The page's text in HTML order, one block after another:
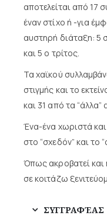
αποτελείται από 17
έναν στίχο ή -για
αυστηρή διάταξη: 5
και 5 ο τρίτος.
Τα χαϊκού
στιγμής και το
και 31 από τα “άλλα”
Ένα-ένα χωριστά
στο “σχεδόν” και το
Όπως ακροβατεί
σε κοιτάζω
ΣΥΓΓΡΑΦΈΑΣ